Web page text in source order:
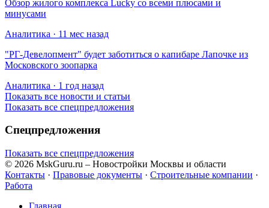
Обзор жилого комплекса Lucky со всеми плюсами и
минусами
Аналитика · 11 мес назад
​"РГ-Девелопмент" будет заботиться о капибаре Лапочке из
Московского зоопарка
Аналитика · 1 год назад
Показать все новости и статьи
Показать все спецпредложения
Спецпредложения
Показать все спецпредложения
© 2026 MskGuru.ru – Новостройки Москвы и области
Контакты · Правовые документы · Строительные компании ·
Работа